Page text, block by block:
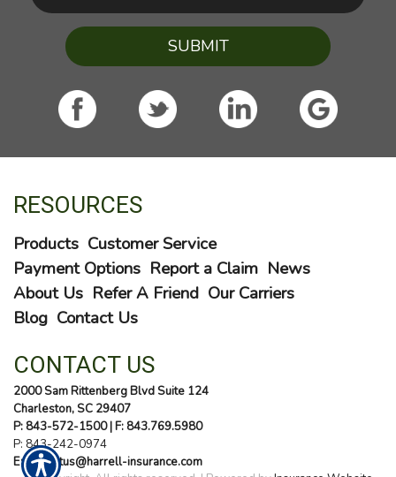
SUBMIT
RESOURCES
Products Customer Service
Payment Options Report a Claim News
About Us Refer A Friend Our Carriers
Blog Contact Us
CONTACT US
2000 Sam Rittenberg Blvd Suite 124
Charleston, SC 29407
P: 843-572-1500| F: 843.769.5980
P: 843-242-0974
E: contactus@harrell-insurance.com